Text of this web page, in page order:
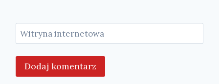
Witryna internetowa